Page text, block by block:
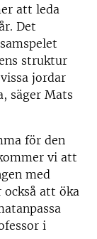
att leda
Det
struktur
jordar
säger Mats
för den
vi att
med
att öka
i